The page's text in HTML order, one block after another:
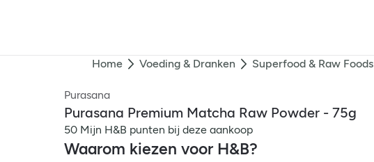
Home Voeding & Dranken Superfood & Raw Foods
Purasana
Purasana Premium Matcha Raw Powder - 75g
50 Mijn H&B punten bij deze aankoop
Waarom kiezen voor H&B?